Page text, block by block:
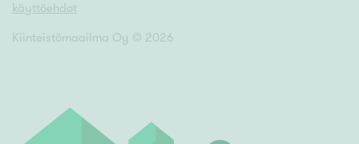
käyttöehdot
Kiinteistömaailma Oy © 2026